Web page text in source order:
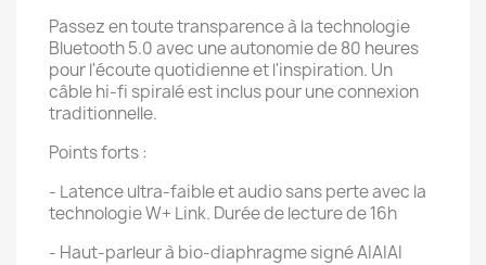
Passez en toute transparence à la technologie
Bluetooth 5.0 avec une autonomie de 80 heures
pour l'écoute quotidienne et l'inspiration. Un
câble hi-fi spiralé est inclus pour une connexion
traditionnelle.
Points forts :
- Latence ultra-faible et audio sans perte avec la
technologie W+ Link. Durée de lecture de 16h
- Haut-parleur à bio-diaphragme signé AIAIAI